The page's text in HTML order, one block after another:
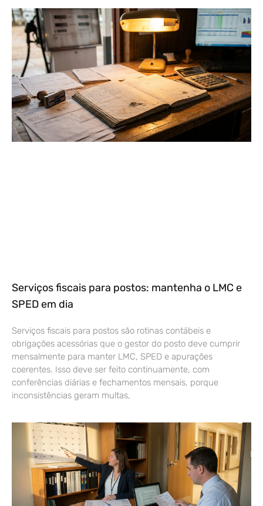
Serviços fiscais para postos: mantenha o LMC e
SPED em dia
Serviços fiscais para postos são rotinas contábeis e
obrigações acessórias que o gestor do posto deve cumprir
mensalmente para manter LMC, SPED e apurações
coerentes. Isso deve ser feito continuamente, com
conferências diárias e fechamentos mensais, porque
inconsistências geram multas,